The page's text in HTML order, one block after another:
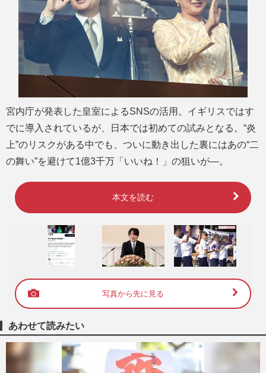
宮内庁が発表した皇室によるSNSの活用。イギリスではす
でに導入されているが、日本では初めての試みとなる。“炎
上”のリスクがある中でも、ついに動き出した裏にはあの“二
の舞い”を避けて1億3千万「いいね！」の狙いが―。
本文を読む
写真から先に見る
あわせて読みたい